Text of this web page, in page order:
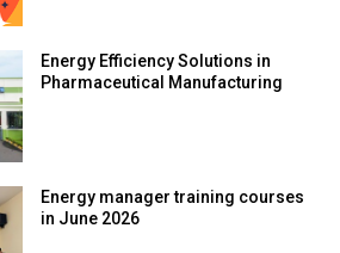
Energy Efficiency Solutions in
Pharmaceutical Manufacturing
Energy manager training courses
in June 2026